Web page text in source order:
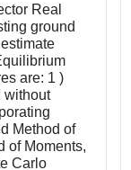
Real
ground
are: 1 )
without
Method of
of Moments,
Carlo